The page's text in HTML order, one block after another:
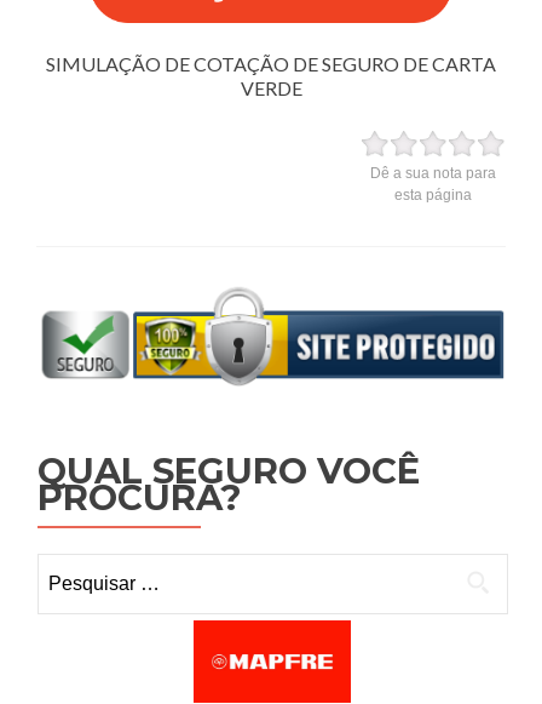
SIMULAÇÃO DE COTAÇÃO DE SEGURO DE CARTA
VERDE
Dê a sua nota para
esta página
QUAL SEGURO VOCÊ
PROCURA?